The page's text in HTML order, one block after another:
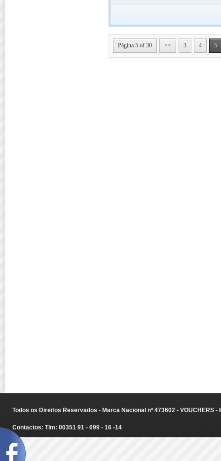
Página 5 of 30 << 3 4 5
Todos os Direitos Reservados - Marca Nacional nº 473602 - VOUCHERS
Contactos: Tlm: 00351 91 - 699 - 16 -14